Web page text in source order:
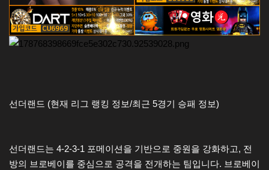
선더랜드 (현재 리그 랭킹 정보/최근 5경기 승패 정보)
선더랜드는 4-2-3-1 포메이션을 기반으로 중원을 강화하고, 전
방의 브로베이를 중심으로 공격을 전개하는 팀입니다. 브로베이